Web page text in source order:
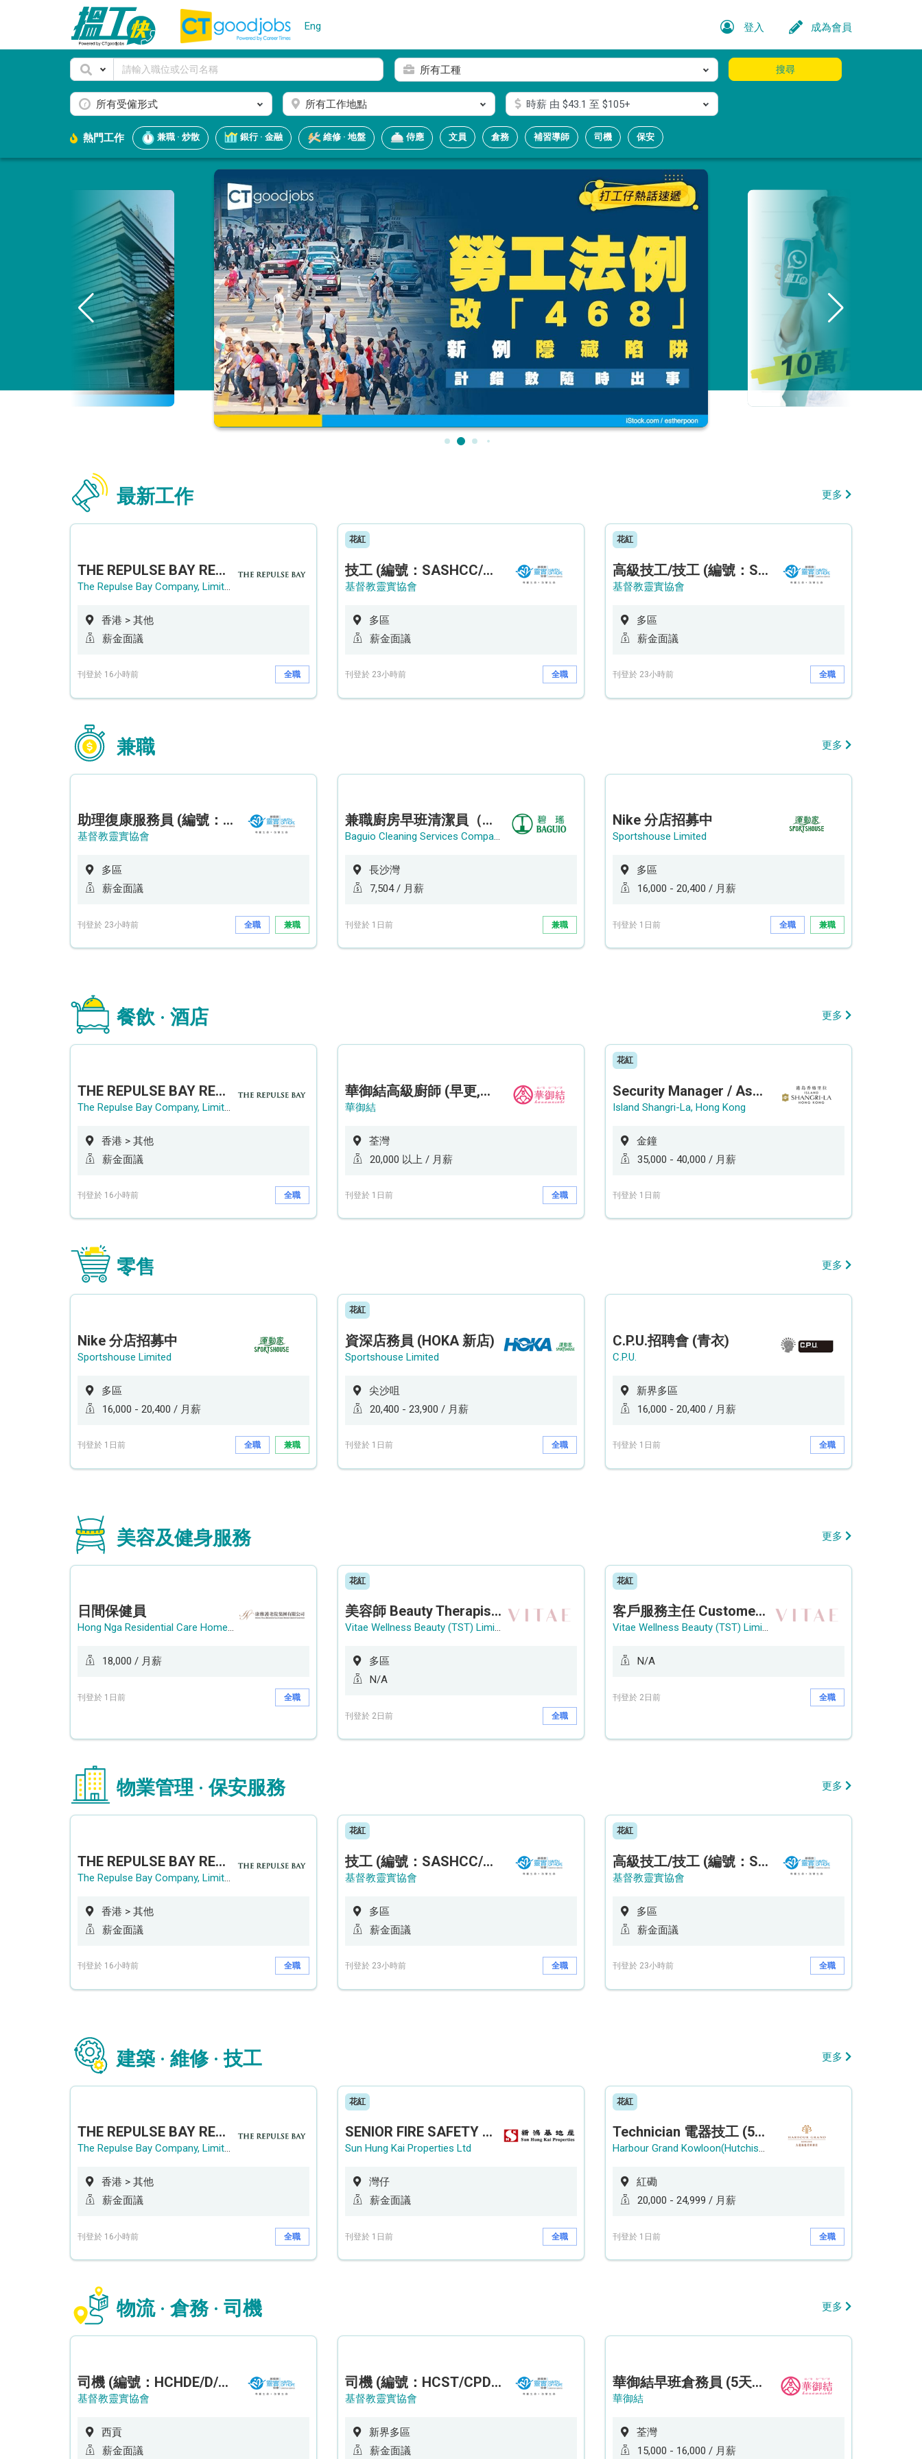
Eng 登入 成為會員
所有工種
所有受僱形式 所有工作地點 時薪由 $43.1 至 $105+
搜尋
熱門工作 兼職 · 炒散 銀行 · 金融 維修 · 地盤 侍應 文員 倉務 補習導師 司機 保安
最新工作 更多
THE REPULSE BAY RECRUITMENT DAY 淺水灣影灣園人才招聘會
The Repulse Bay Company, Limited
香港 > 其他
薪金面議
刊登於 16小時前 全職
花紅
技工 (編號：SASHCC/A/CTE)
基督教靈實協會
多區
薪金面議
刊登於 23小時前 全職
花紅
高級技工/技工 (編號：SSO/FM/A/CTE)
基督教靈實協會
多區
薪金面議
刊登於 23小時前 全職
兼職 更多
助理復康服務員 (編號：RSD/ARSW/CTE)
基督教靈實協會
多區
薪金面議
刊登於 23小時前 全職 兼職
兼職廚房早班清潔員（長沙灣）
Baguio Cleaning Services Company Limited
長沙灣
7,504 / 月薪
刊登於 1日前 兼職
Nike 分店招募中
Sportshouse Limited
多區
16,000 - 20,400 / 月薪
刊登於 1日前 全職 兼職
餐飲 · 酒店 更多
THE REPULSE BAY RECRUITMENT DAY 淺水灣影灣園人才招聘會
The Repulse Bay Company, Limited
香港 > 其他
薪金面議
刊登於 16小時前 全職
華御結高級廚師 (早更,中央廚房)*底薪可達20k* (5天工作週)
華御結
荃灣
20,000 以上 / 月薪
刊登於 1日前 全職
花紅
Security Manager / Assistant Security Manager
Island Shangri-La, Hong Kong
金鐘
35,000 - 40,000 / 月薪
刊登於 1日前
零售 更多
Nike 分店招募中
Sportshouse Limited
多區
16,000 - 20,400 / 月薪
刊登於 1日前 全職 兼職
花紅
資深店務員 (HOKA 新店)
Sportshouse Limited
尖沙咀
20,400 - 23,900 / 月薪
刊登於 1日前 全職
C.P.U.招聘會 (青衣)
C.P.U.
新界多區
16,000 - 20,400 / 月薪
刊登於 1日前 全職
美容及健身服務 更多
日間保健員
Hong Nga Residential Care Home Group Limited
18,000 / 月薪
刊登於 1日前 全職
花紅
美容師 Beauty Therapist (銅鑼灣 / 尖沙咀)
Vitae Wellness Beauty (TST) Limited
多區
N/A
刊登於 2日前 全職
花紅
客戶服務主任 Customer Service Officer (銅鑼灣)
Vitae Wellness Beauty (TST) Limited
N/A
刊登於 2日前 全職
物業管理 · 保安服務 更多
THE REPULSE BAY RECRUITMENT DAY 淺水灣影灣園人才招聘會
The Repulse Bay Company, Limited
香港 > 其他
薪金面議
刊登於 16小時前 全職
花紅
技工 (編號：SASHCC/A/CTE)
基督教靈實協會
多區
薪金面議
刊登於 23小時前 全職
花紅
高級技工/技工 (編號：SSO/FM/A/CTE)
基督教靈實協會
多區
薪金面議
刊登於 23小時前 全職
建築 · 維修 · 技工 更多
THE REPULSE BAY RECRUITMENT DAY 淺水灣影灣園人才招聘會
The Repulse Bay Company, Limited
香港 > 其他
薪金面議
刊登於 16小時前 全職
花紅
SENIOR FIRE SAFETY OFFICER / FIRE SAFETY OFFICER
Sun Hung Kai Properties Ltd
灣仔
薪金面議
刊登於 1日前 全職
花紅
Technician 電器技工 (5-Day Work Week)
Harbour Grand Kowloon(Hutchison Hotel Hong Kong Limited)
紅磡
20,000 - 24,999 / 月薪
刊登於 1日前 全職
物流 · 倉務 · 司機 更多
司機 (編號：HCHDE/D/CTE)
基督教靈實協會
西貢
薪金面議
司機 (編號：HCST/CPD/CTE)
基督教靈實協會
新界多區
薪金面議
華御結早班倉務員 (5天工作週)
華御結
荃灣
15,000 - 16,000 / 月薪